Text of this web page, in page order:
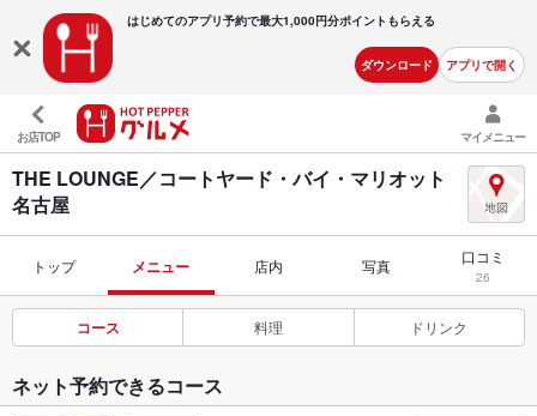
はじめてのアプリ予約で最大1,000円分ポイントもらえる
ダウンロード アプリで開く
お店TOP マイメニュー
THE LOUNGE／コートヤード・バイ・マリオット
名古屋
トップ メニュー 店内 写真 口コミ
26
コース 料理 ドリンク
ネット予約できるコース